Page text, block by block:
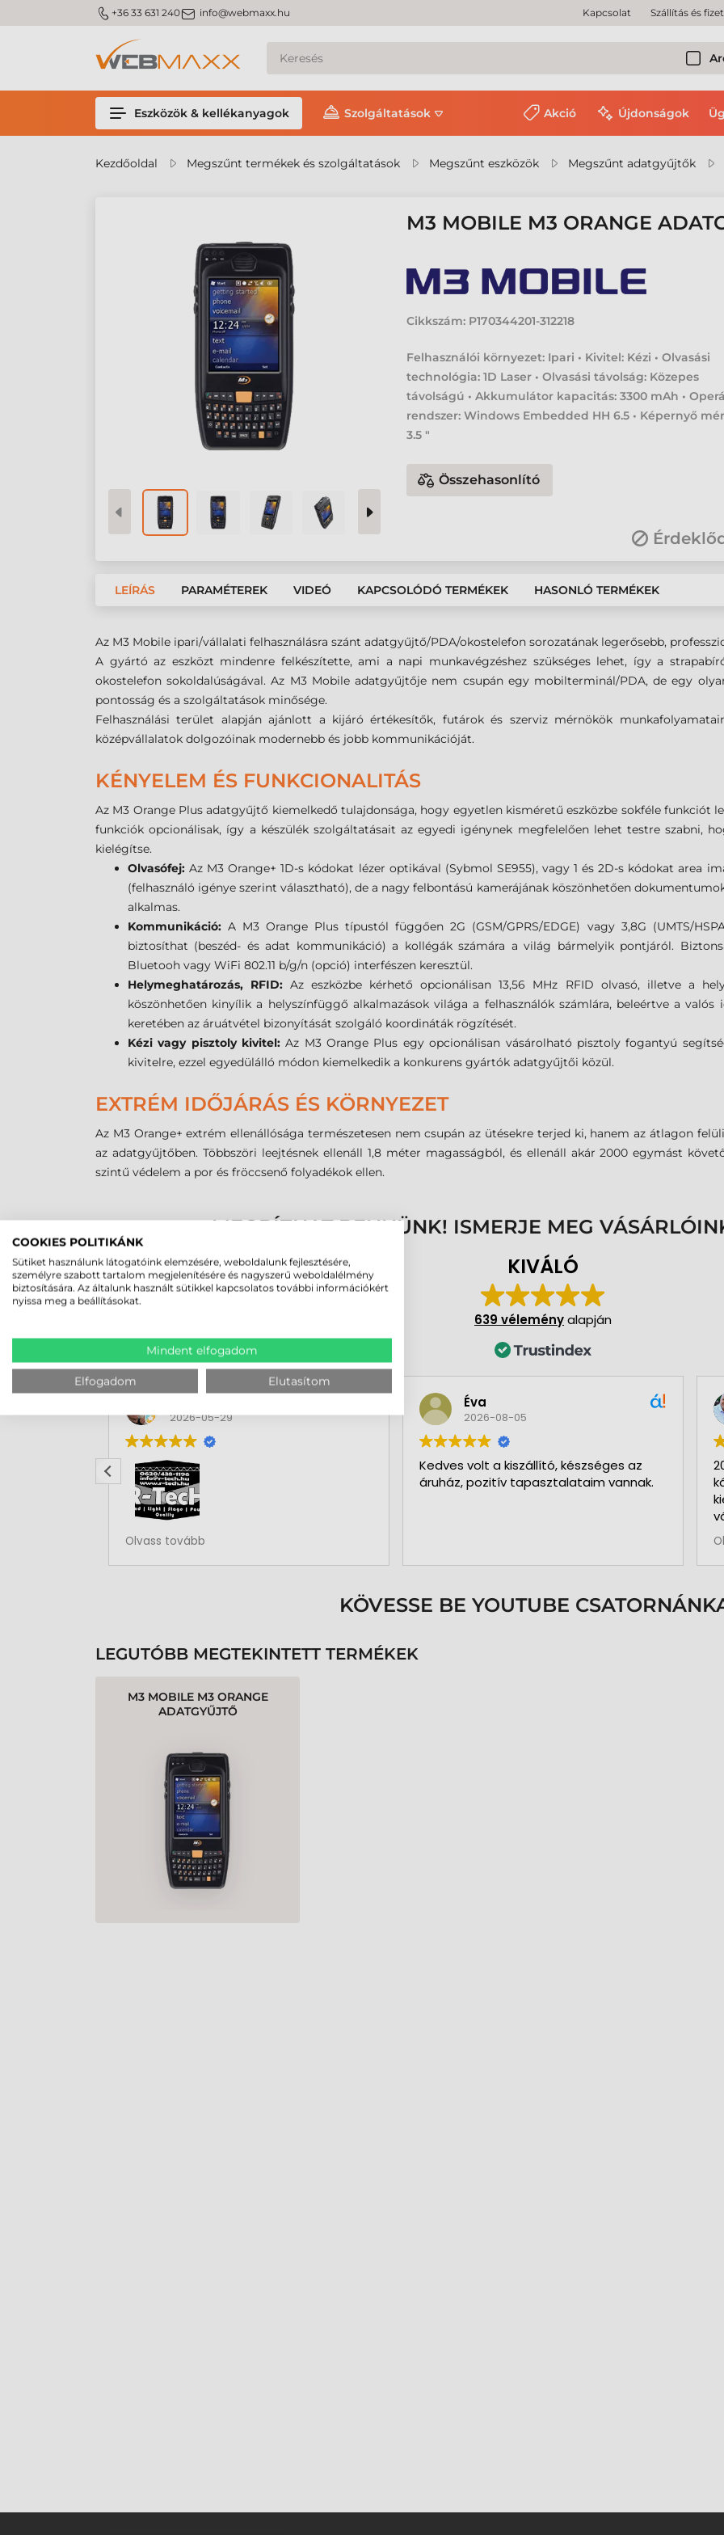
m_phone +36 33 631 240m_email info@webmaxx.hu Kapcsolat Szállítás és
Eszközök & kellékanyagok Szolgáltatások Akció Újdonságok
Kezdőoldal Megszűnt termékek és szolgáltatások Megszűnt eszközök Megszűnt adatgyűjtők
M3 MOBILE M3 ORANGE
Cikkszám: P170344201-312218
Felhasználói környezet: Ipari • Kivitel: Kézi • Olvasási
technológia: 1D Laser • Olvasási távolság: Közepes
távolságú • Akkumulátor kapacitás: 3300 mAh •
rendszer: Windows Embedded HH 6.5 • Képernyő
3.5 "
Összehasonlító
LEÍRÁS PARAMÉTEREK VIDEÓ KAPCSOLÓDÓ TERMÉKEK HASONLÓ TERMÉKEK
Az M3 Mobile ipari/vállalati felhasználásra szánt adatgyűjtő/PDA/okostelefon sorozatának legerősebb,
A gyártó az eszközt mindenre felkészítette, ami a napi munkavégzéshez szükséges lehet, így a
okostelefon sokoldalúságával. Az M3 Mobile adatgyűjtője nem csupán egy mobilterminál/PDA, de egy
pontosság és a szolgáltatások minősége.
Felhasználási terület alapján ajánlott a kijáró értékesítők, futárok és szerviz mérnökök
középvállalatok dolgozóinak modernebb és jobb kommunikációját.
KÉNYELEM ÉS FUNKCIONALITÁS
Az M3 Orange Plus adatgyűjtő kiemelkedő tulajdonsága, hogy egyetlen kisméretű eszközbe sokféle funkciót
funkciók opcionálisak, így a készülék szolgáltatásait az egyedi igénynek megfelelően lehet testre szabni,
kielégítse.
Olvasófej:Az M3 Orange+ 1D-s kódokat lézer optikával (Sybmol SE955), vagy 1 és 2D-s kódokat area
(felhasználó igénye szerint választható), de a nagy felbontású kamerájának köszönhetően
alkalmas.
Kommunikáció:A M3 Orange Plus típustól függően 2G (GSM/GPRS/EDGE) vagy 3,8G (UMTS/
biztosíthat (beszéd- és adat kommunikáció) a kollégák számára a világ bármelyik pontjáról.
Bluetooh vagy WiFi 802.11 b/g/n (opció) interfészen keresztül.
Helymeghatározás, RFID: Az eszközbe kérhető opcionálisan 13,56 MHz RFID olvasó, illetve a
köszönhetően kinyílik a helyszínfüggő alkalmazások világa a felhasználók számlára, beleértve a
keretében az áruátvétel bizonyítását szolgáló koordináták rögzítését.
Kézi vagy pisztoly kivitel:Az M3 Orange Plus egy opcionálisan vásárolható pisztoly fogantyú
kivitelre, ezzel egyedülálló módon kiemelkedik a konkurens gyártók adatgyűjtői közül.
EXTRÉM IDŐJÁRÁS ÉS KÖRNYEZET
Az M3 Orange+ extrém ellenállósága természetesen nem csupán az ütésekre terjed ki, hanem az átlagon
az adatgyűjtőben. Többszöri leejtésnek ellenáll 1,8 méter magasságból, és ellenáll akár 2000 egymást
szintű védelem a por és fröccsenő folyadékok ellen.
MEGBÍZHAT BENNÜNK! ISMERJE MEG
KIVÁLÓ
639 véleményalapján
2026-05-29
Rendben volt a rendelésem
Olvass tovább
Éva
2026-08-05
Kedves volt a kiszállító, készséges az
áruház, pozitív tapasztalataim vannak.
KÖVESSE BE YOUTUBE
LEGUTÓBB MEGTEKINTETT TERMÉKEK
M3 MOBILE M3 ORANGE
ADATGYŰJTŐ
COOKIES POLITIKÁNK
Sütiket használunk látogatóink elemzésére, weboldalunk fejlesztésére,
személyre szabott tartalom megjelenítésére és nagyszerű weboldalélmény
biztosítására. Az általunk használt sütikkel kapcsolatos további információkért
nyissa meg a beállításokat.
Mindent elfogadom
Elfogadom Elutasítom